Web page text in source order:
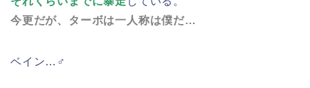
今更だが、ターボは一人称は僕だ…
ベイン…♂